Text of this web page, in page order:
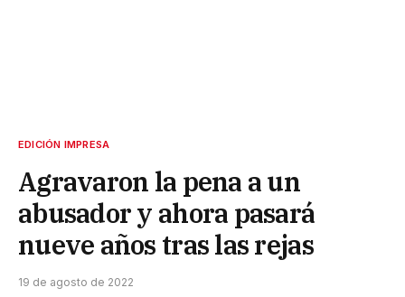
EDICIÓN IMPRESA
Agravaron la pena a un
abusador y ahora pasará
nueve años tras las rejas
19 de agosto de 2022